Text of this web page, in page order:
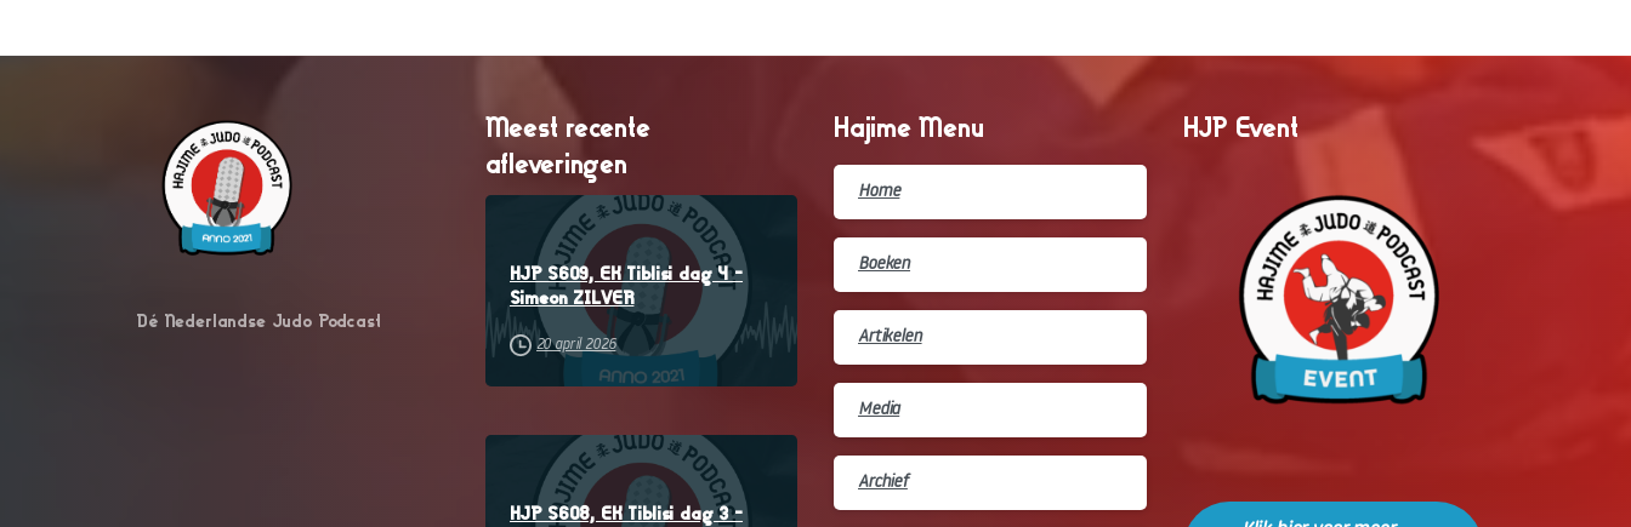
Dé Nederlandse Judo Podcast
Meest recente
afleveringen
HJP S609, EK Tiblisi dag 4 –
Simeon ZILVER
20 april 2026
HJP S608, EK Tiblisi dag 3 –
Hajime Menu
Home
Boeken
Artikelen
Media
Archief
HJP Event